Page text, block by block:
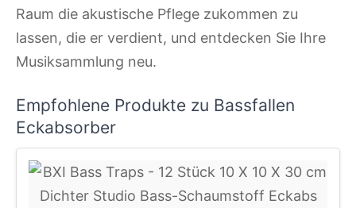
Raum die akustische Pflege zukommen zu
lassen, die er verdient, und entdecken Sie Ihre
Musiksammlung neu.
Empfohlene Produkte zu Bassfallen
Eckabsorber